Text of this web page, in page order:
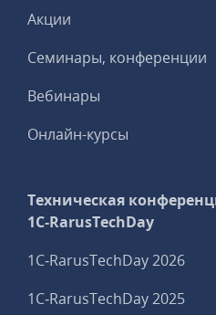
Акции
Семинары, конференции
Вебинары
Онлайн-курсы
Техническая
1C‑RarusTechDay
1C‑RarusTechDay 2026
1C‑RarusTechDay 2025